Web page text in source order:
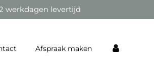
werkdagen levertijd
Afspraak maken